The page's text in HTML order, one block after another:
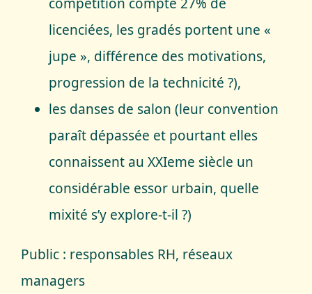
licenciées, les gradés portent une «
jupe », différence des motivations,
progression de la technicité ?),
les danses de salon (leur convention
paraît dépassée et pourtant elles
connaissent au XXIeme siècle un
considérable essor urbain, quelle
mixité s’y explore-t-il ?)
Public : responsables RH, réseaux
managers